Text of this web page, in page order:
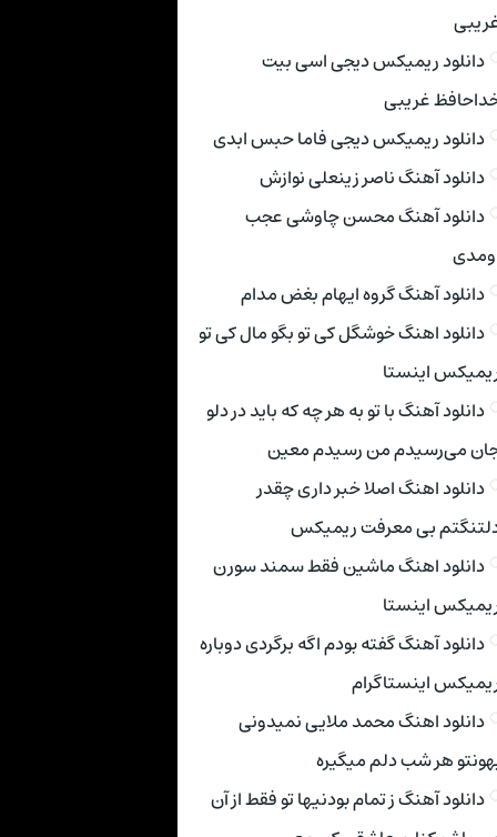
دانلود ریمیکس دیجی اسی بیت
غریبی
دانلود ریمیکس دیجی فاما حبس ابدی
دانلود آهنگ ناصر زینعلی نوازش
دانلود آهنگ محسن چاوشی عجب
دانلود آهنگ گروه ایهام بغض مدام
دانلود اهنگ خوشگل کی تو بگو مال کی تو
اینستا
دانلود آهنگ با تو به هر چه که باید در دلو
می‌رسیدم من رسیدم معین
دانلود اهنگ اصلا خبر داری چقدر
بی معرفت ریمیکس
دانلود اهنگ ماشین فقط سمند سورن
اینستا
دانلود آهنگ گفته بودم اگه برگردی دوباره
اینستاگرام
دانلود اهنگ محمد ملایی نمیدونی
هر شب دلم میگیره
دانلود آهنگ ز تمام بودنیها تو فقط از آن